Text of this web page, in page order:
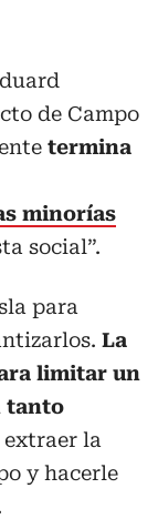
de Campo
termina
minorías
social”.
para
La
limitar un
tanto
la
y hacerle